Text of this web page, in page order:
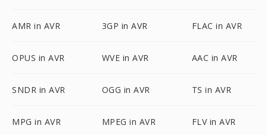
AMR in AVR 3GP in AVR FLAC in AVR
OPUS in AVR WVE in AVR AAC in AVR
SNDR in AVR OGG in AVR TS in AVR
MPG in AVR MPEG in AVR FLV in AVR